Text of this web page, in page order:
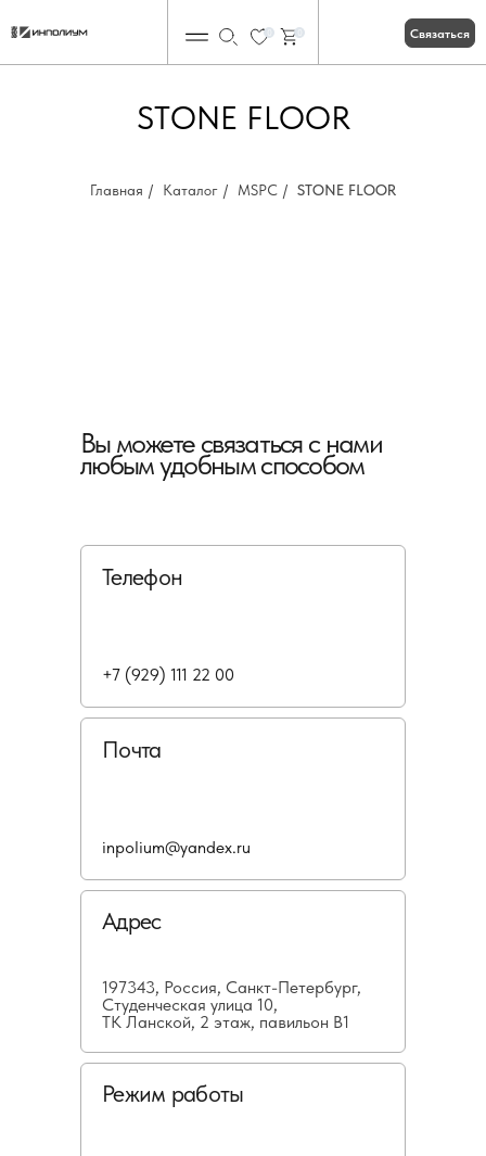
Связаться
STONE FLOOR
Главная / Каталог / MSPC / STONE FLOOR
Вы можете связаться с нами
любым удобным способом
Телефон
Почта
Адрес
197343, Россия, Санкт-Петербург,
Студенческая улица 10,
ТК Ланской, 2 этаж, павильон В1
Режим работы
+7 (929) 111 22 00
inpolium@yandex.ru